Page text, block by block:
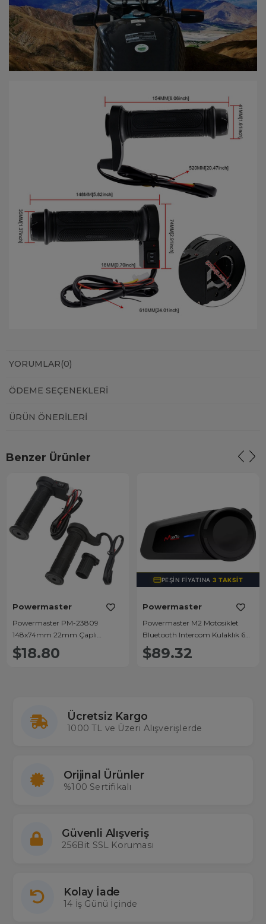
YORUMLAR(0)
ÖDEME SEÇENEKLERI
ÜRÜN ÖNERILERI
Benzer Ürünler
Powermaster
Powermaster PM-23809
148x74mm 22mm Çaplı
Motosiklet Gidon El Isıtıcı
$18.80
PEŞIN FIYATINA3 TAKSIT
Powermaster
Powermaster M2 Motosiklet
Bluetooth Intercom Kulaklık 6
Kişi Destekli
$89.32
Ücretsiz Kargo
1000 TL ve Üzeri Alışverişlerde
Orijinal Ürünler
%100 Sertifikalı
Güvenli Alışveriş
256Bit SSL Koruması
Kolay İade
14 İş Günü İçinde